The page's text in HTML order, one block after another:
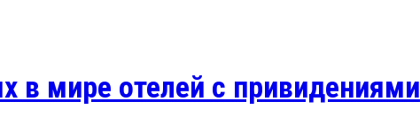
в мире отелей с привидениями